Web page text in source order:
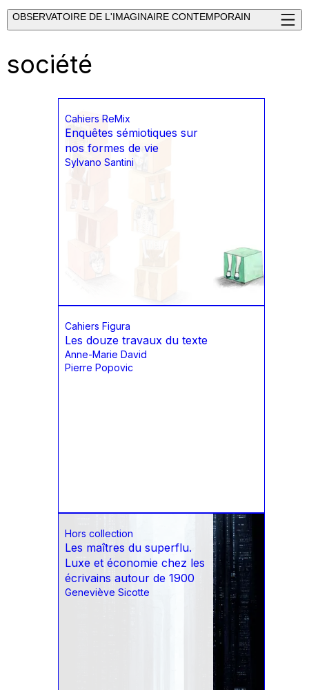
OBSERVATOIRE DE L'IMAGINAIRE CONTEMPORAIN
société
Cahiers ReMix
Enquêtes sémiotiques sur
nos formes de vie
Sylvano Santini
Cahiers Figura
Les douze travaux du texte
Anne-Marie David
Pierre Popovic
Hors collection
Les maîtres du superflu.
Luxe et économie chez les
écrivains autour de 1900
Geneviève Sicotte